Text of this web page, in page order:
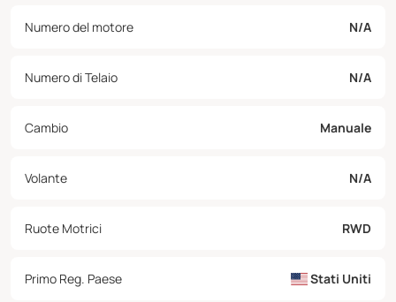
Numero del motore N/A
Numero di Telaio N/A
Cambio Manuale
Volante N/A
Ruote Motrici RWD
Primo Reg. Paese Stati Uniti